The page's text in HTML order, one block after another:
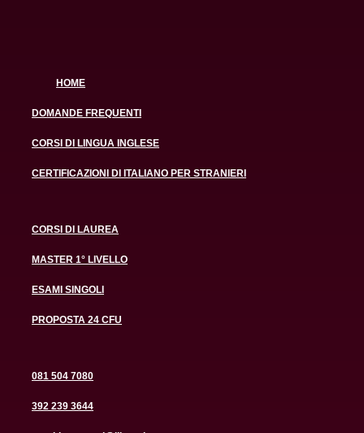
HOME
DOMANDE FREQUENTI
CORSI DI LINGUA INGLESE
CERTIFICAZIONI DI ITALIANO PER STRANIERI
CORSI DI LAUREA
MASTER 1° LIVELLO
ESAMI SINGOLI
PROPOSTA 24 CFU
081 504 7080
392 239 3644